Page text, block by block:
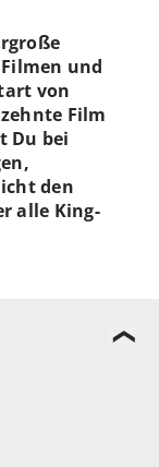
und
von
Film
Du bei
den
alle King-